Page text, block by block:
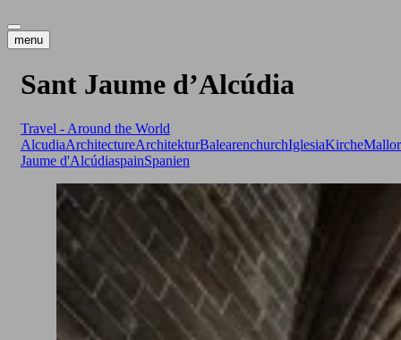
menu
Sant Jaume d’Alcúdia
Travel - Around the World
AlcudiaArchitectureArchitekturBalearenchurchIglesiaKirche
Jaume d'AlcúdiaspainSpanien